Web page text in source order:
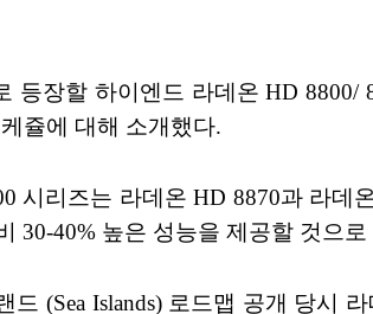
등장할 하이엔드 라데온 HD
쥴에 대해 소개했다.
시리즈는 라데온 HD 8870과 라데
30-40% 높은 성능을 제공할 것으
(Sea Islands) 로드맵 공개 당시